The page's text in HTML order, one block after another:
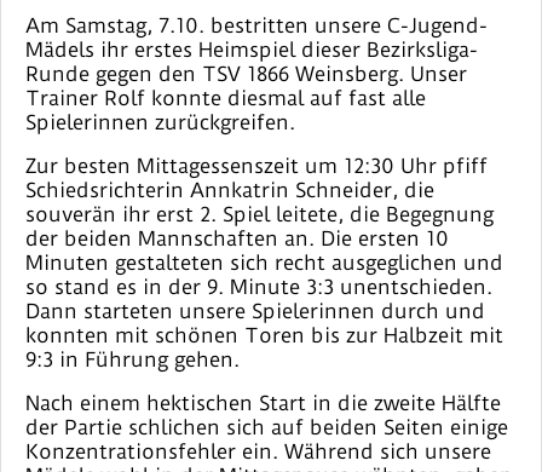
Am Samstag, 7.10. bestritten unsere C-Jugend-
Mädels ihr erstes Heimspiel dieser Bezirksliga-
Runde gegen den TSV 1866 Weinsberg. Unser
Trainer Rolf konnte diesmal auf fast alle
Spielerinnen zurückgreifen.
Zur besten Mittagessenszeit um 12:30 Uhr pfiff
Schiedsrichterin Annkatrin Schneider, die
souverän ihr erst 2. Spiel leitete, die Begegnung
der beiden Mannschaften an. Die ersten 10
Minuten gestalteten sich recht ausgeglichen und
so stand es in der 9. Minute 3:3 unentschieden.
Dann starteten unsere Spielerinnen durch und
konnten mit schönen Toren bis zur Halbzeit mit
9:3 in Führung gehen.
Nach einem hektischen Start in die zweite Hälfte
der Partie schlichen sich auf beiden Seiten einige
Konzentrationsfehler ein. Während sich unsere